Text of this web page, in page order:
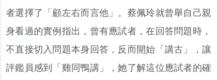
者選擇了「顧左右而言他」。蔡佩玲就曾舉自己親
身看過的實例指出，曾有應試者，在回答問題時，
不直接切入問題本身回答，反而開始「講古」，讓
評鑑員感到「雞同鴨講」，她了解這位應試者的確